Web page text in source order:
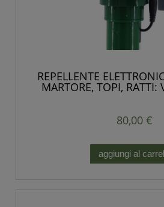
REPELLENTE
MARTORE, TOPI, RATTI:
80,00 €
aggiungi al